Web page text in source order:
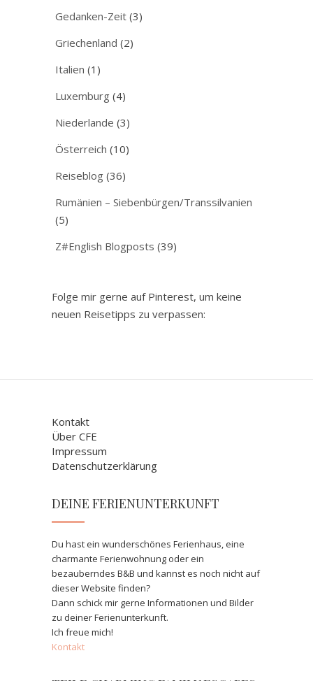
Gedanken-Zeit (3)
Griechenland (2)
Italien (1)
Luxemburg (4)
Niederlande (3)
Österreich (10)
Reiseblog (36)
Rumänien – Siebenbürgen/Transsilvanien
(5)
Z#English Blogposts (39)
Folge mir gerne auf Pinterest, um keine
neuen Reisetipps zu verpassen:
Kontakt
Über CFE
Impressum
Datenschutzerklärung
DEINE FERIENUNTERKUNFT
Du hast ein wunderschönes Ferienhaus, eine
charmante Ferienwohnung oder ein
bezauberndes B&B und kannst es noch nicht auf
dieser Website finden?
Dann schick mir gerne Informationen und Bilder
zu deiner Ferienunterkunft.
Ich freue mich!
Kontakt